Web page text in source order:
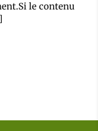
le contenu